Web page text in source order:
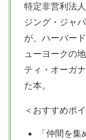
特定非営利法
ジング・ジャ
が、ハーバー
ューヨークの
ティ・オーガ
た本。
＜おすすめポ
「仲間を